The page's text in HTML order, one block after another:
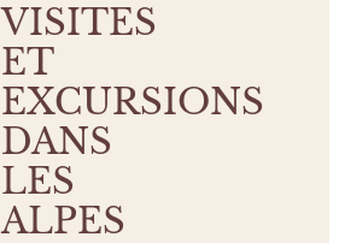
VISITES
ET
EXCURSIONS
DANS
LES
ALPES